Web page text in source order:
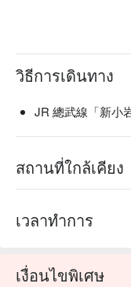
วิธีการเดินทาง
JR 總武線「新小
สถานที่ใกล้เคียง
เวลาทำการ
เงื่อนไขพิเศษ